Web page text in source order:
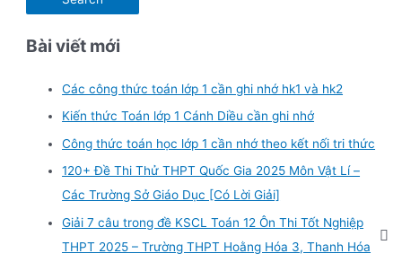
Bài viết mới
Các công thức toán lớp 1 cần ghi nhớ hk1 và hk2
Kiến thức Toán lớp 1 Cánh Diều cần ghi nhớ
Công thức toán học lớp 1 cần nhớ theo kết nối tri thức
120+ Đề Thi Thử THPT Quốc Gia 2025 Môn Vật Lí –
Các Trường Sở Giáo Dục [Có Lời Giải]
Giải 7 câu trong đề KSCL Toán 12 Ôn Thi Tốt Nghiệp
THPT 2025 – Trường THPT Hoằng Hóa 3, Thanh Hóa